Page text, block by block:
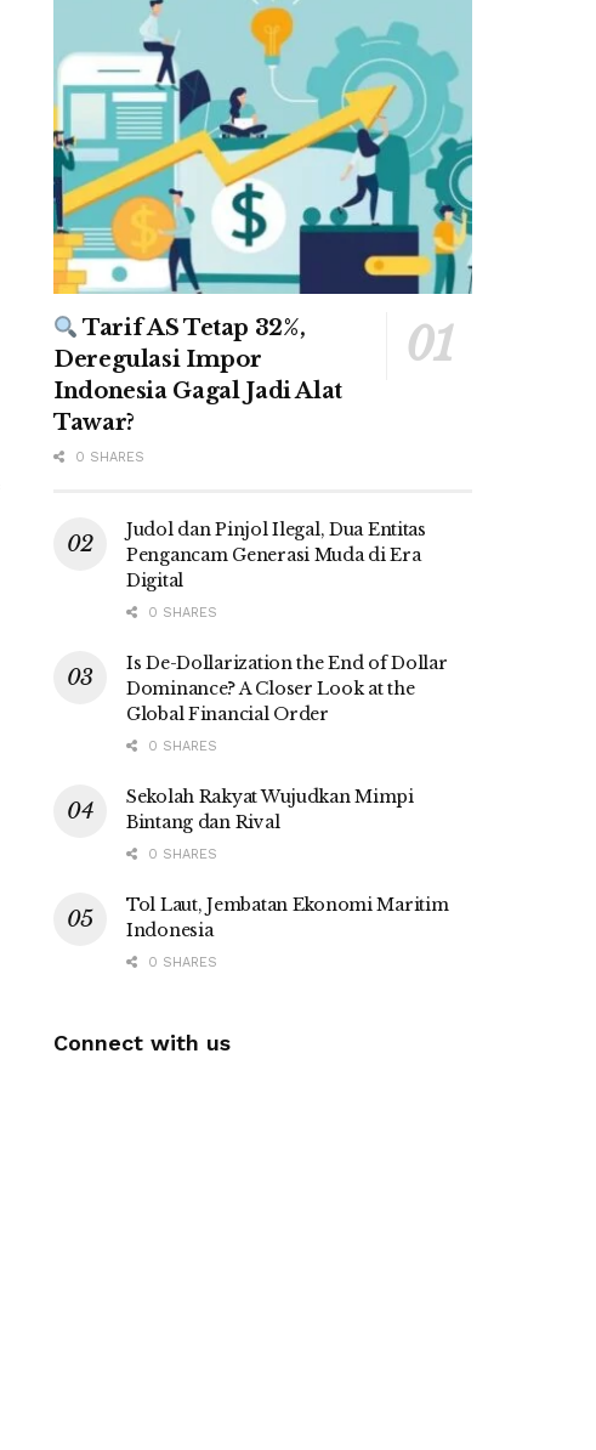
Tarif AS Tetap 32%,
Deregulasi Impor
Indonesia Gagal Jadi Alat
Tawar?
0 SHARES
Judol dan Pinjol Ilegal, Dua Entitas
Pengancam Generasi Muda di Era
Digital
0 SHARES
Is De-Dollarization the End of Dollar
Dominance? A Closer Look at the
Global Financial Order
0 SHARES
Sekolah Rakyat Wujudkan Mimpi
Bintang dan Rival
0 SHARES
Tol Laut, Jembatan Ekonomi Maritim
Indonesia
0 SHARES
Connect with us